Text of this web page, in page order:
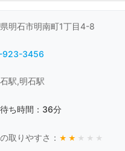
明石市明南町1丁目4-8
923-3456
駅,明石駅
待ち時間：36分
取りやすさ： ★ ★ ★ ★ ★